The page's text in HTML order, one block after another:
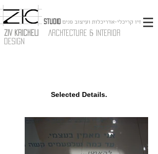
STUDIO
ZIV KRICHELI
ARCHTECTURE & INTERIOR
DESIGN
זיו קריכלי-אדריכלות ועיצוב פנים
Selected Details.